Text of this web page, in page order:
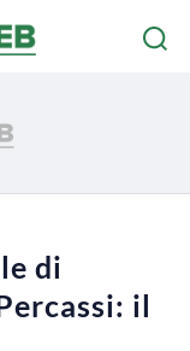
di
il